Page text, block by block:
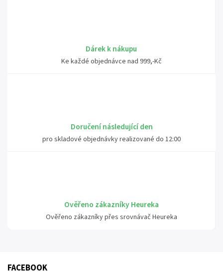
Dárek k nákupu
Ke každé objednávce nad 999,-Kč
Doručení následující den
pro skladové objednávky realizované do 12:00
Ověřeno zákazníky Heureka
Ověřeno zákazníky přes srovnávač Heureka
FACEBOOK